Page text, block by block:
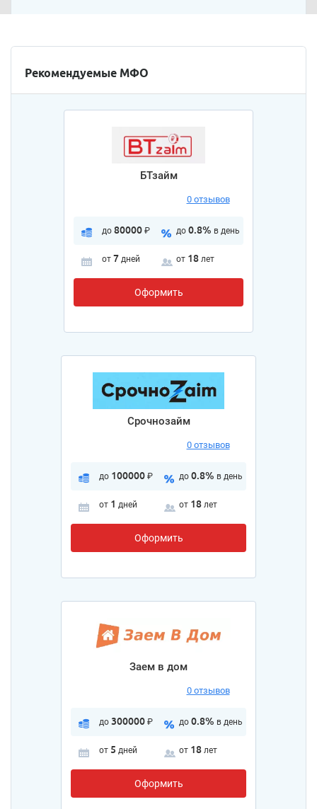
Рекомендуемые МФО
БТзайм
0 отзывов
до 80000 ₽ до 0.8% в день
от 7 дней от 18 лет
Оформить
Срочнозайм
0 отзывов
до 100000 ₽ до 0.8% в день
от 1 дней от 18 лет
Оформить
Заем в дом
0 отзывов
до 300000 ₽ до 0.8% в день
от 5 дней от 18 лет
Оформить